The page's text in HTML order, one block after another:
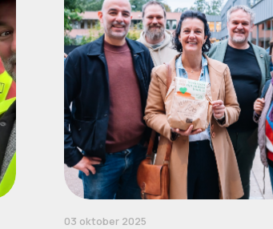
03 oktober 2025